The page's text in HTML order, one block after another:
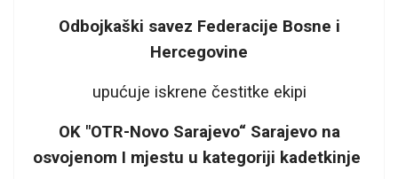
Odbojkaški savez Federacije Bosne i
Hercegovine
upućuje iskrene čestitke ekipi
OK "OTR-Novo Sarajevo“ Sarajevo na
osvojenom I mjestu u kategoriji kadetkinje